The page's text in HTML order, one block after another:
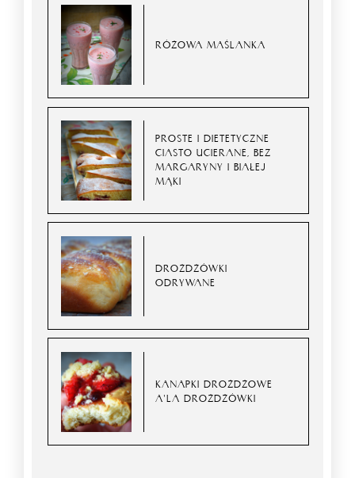
RÓŻOWA MAŚLANKA
PROSTE I DIETETYCZNE
CIASTO UCIERANE, BEZ
MARGARYNY I BIAŁEJ
MĄKI
DROŻDŻÓWKI
ODRYWANE
KANAPKI DROŻDŻOWE
A'LA DROŻDŻÓWKI